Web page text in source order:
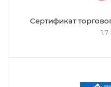
Сертификат